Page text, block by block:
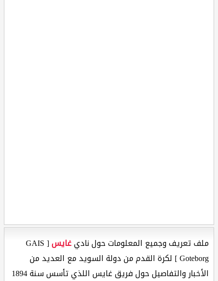
ملف تعريف وجميع المعلومات حول ناديغايس [ GAIS
Goteborg ] لكرة القدم من دولة السويد مع العديد من
الأخبار والتفاصيل حول فريق غايس اللذي تأسس سنة 1894